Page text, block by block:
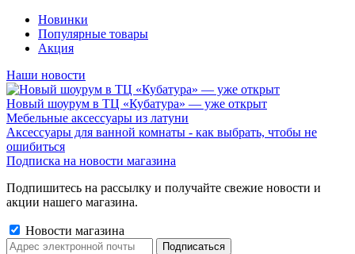
Новинки
Популярные товары
Акция
Наши новости
Новый шоурум в ТЦ «Кубатура» — уже открыт
Мебельные аксессуары из латуни
Аксессуары для ванной комнаты - как выбрать, чтобы не
ошибиться
Подписка на новости магазина
Подпишитесь на рассылку и получайте свежие новости и
акции нашего магазина.
Новости магазина